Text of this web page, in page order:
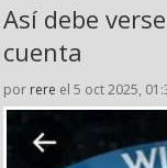
Así debe
cuenta
por rere el 5 oct 2025,